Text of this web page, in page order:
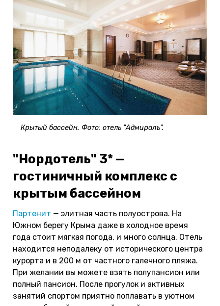
Крытый бассейн. Фото: отель "Адмиралъ".
"Нордотель" 3* —
гостиничный комплекс с
крытым бассейном
Партенит — элитная часть полуострова. На
Южном берегу Крыма даже в холодное время
года стоит мягкая погода, и много солнца. Отель
находится неподалеку от исторического центра
курорта и в 200 м от частного галечного пляжа.
При желании вы можете взять полупансион или
полный пансион. После прогулок и активных
занятий спортом приятно поплавать в уютном